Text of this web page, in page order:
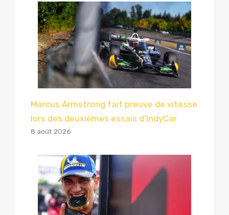
Marcus Armstrong fait preuve de vitesse
lors des deuxièmes essais d’IndyCar
8 août 2026